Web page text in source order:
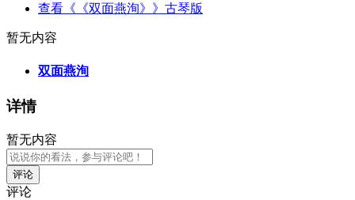
查看《《双面燕洵》》古琴版
暂无内容
双面燕洵
详情
暂无内容
评论
评论